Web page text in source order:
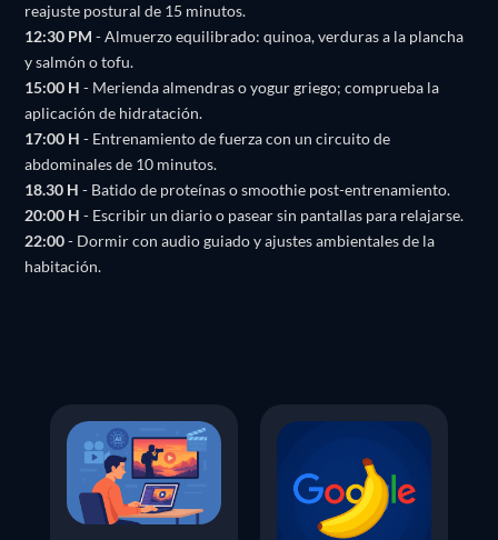
reajuste postural de 15 minutos.
12:30 PM - Almuerzo equilibrado: quinoa, verduras a la plancha
y salmón o tofu.
15:00 H - Merienda almendras o yogur griego; comprueba la
aplicación de hidratación.
17:00 H - Entrenamiento de fuerza con un circuito de
abdominales de 10 minutos.
18.30 H - Batido de proteínas o smoothie post-entrenamiento.
20:00 H - Escribir un diario o pasear sin pantallas para relajarse.
22:00- Dormir con audio guiado y ajustes ambientales de la
habitación.